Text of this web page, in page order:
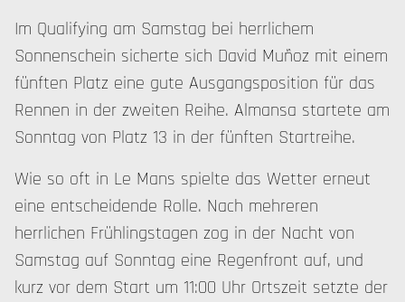
Im Qualifying am Samstag bei herrlichem
Sonnenschein sicherte sich David Muñoz mit einem
fünften Platz eine gute Ausgangsposition für das
Rennen in der zweiten Reihe. Almansa startete am
Sonntag von Platz 13 in der fünften Startreihe.
Wie so oft in Le Mans spielte das Wetter erneut
eine entscheidende Rolle. Nach mehreren
herrlichen Frühlingstagen zog in der Nacht von
Samstag auf Sonntag eine Regenfront auf, und
kurz vor dem Start um 11:00 Uhr Ortszeit setzte der